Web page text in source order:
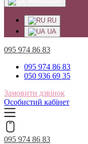
RU
UA
095 974 86 83
095 974 86 83
050 936 69 35
Замовити дзвінок
Особистий кабінет
095 974 86 83